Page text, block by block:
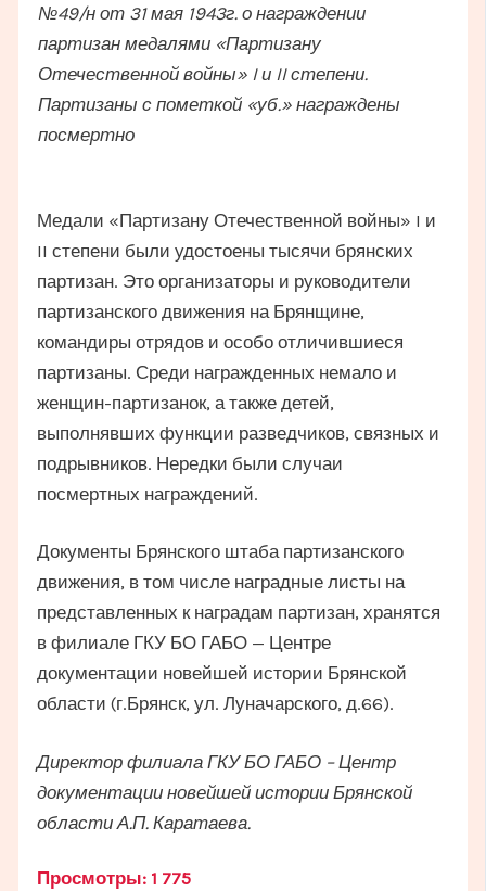
№49/н от 31 мая 1943г. о награждении
партизан медалями «Партизану
Отечественной войны» I и II степени.
Партизаны с пометкой «уб.» награждены
посмертно
Медали «Партизану Отечественной войны» I и
II степени были удостоены тысячи брянских
партизан. Это организаторы и руководители
партизанского движения на Брянщине,
командиры отрядов и особо отличившиеся
партизаны. Среди награжденных немало и
женщин-партизанок, а также детей,
выполнявших функции разведчиков, связных и
подрывников. Нередки были случаи
посмертных награждений.
Документы Брянского штаба партизанского
движения, в том числе наградные листы на
представленных к наградам партизан, хранятся
в филиале ГКУ БО ГАБО — Центре
документации новейшей истории Брянской
области (г.Брянск, ул. Луначарского, д.66).
Директор филиала ГКУ БО ГАБО – Центр
документации новейшей истории Брянской
области А.П. Каратаева.
Просмотры: 1 775